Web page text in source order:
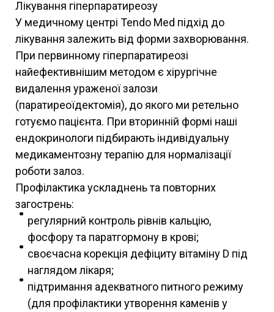
Лікування гіперпаратиреозу
У медичному центрі Tendo Med підхід до
лікування залежить від форми захворювання.
При первинному гіперпаратиреозі
найефективнішим методом є хірургічне
видалення ураженої залози
(паратиреоїдектомія), до якого ми ретельно
готуємо пацієнта. При вторинній формі наші
ендокринологи підбирають індивідуальну
медикаментозну терапію для нормалізації
роботи залоз.
Профілактика ускладнень та повторних
загострень:
регулярний контроль рівнів кальцію,
фосфору та паратгормону в крові;
своєчасна корекція дефіциту вітаміну D під
наглядом лікаря;
підтримання адекватного питного режиму
(для профілактики утворення каменів у